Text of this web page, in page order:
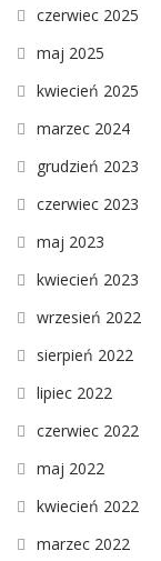
czerwiec 2025
maj 2025
kwiecień 2025
marzec 2024
grudzień 2023
czerwiec 2023
maj 2023
kwiecień 2023
wrzesień 2022
sierpień 2022
lipiec 2022
czerwiec 2022
maj 2022
kwiecień 2022
marzec 2022